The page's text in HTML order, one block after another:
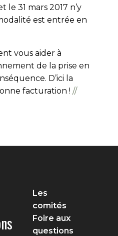
le 31 mars 2017 n’y
est entrée en
vous aider à
de la prise en
D’ici la
facturation ! //
Les
comités
Foire aux
questions